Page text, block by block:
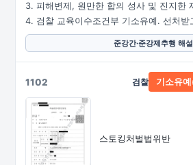
피해변제, 원만한 합의 성사 및 진지한
검찰 교육이수조건부 기소유예. 선처받
준강간·준강제추행 해설
1102
스토킹처벌법위반
검찰 기소유